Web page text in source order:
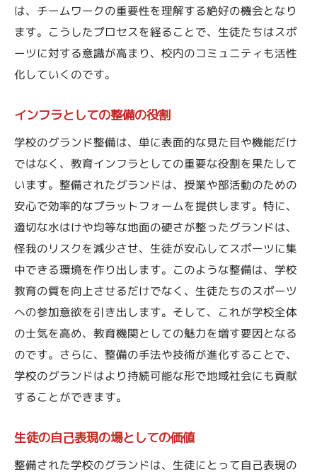
は、チームワークの重要性を理解する絶好の機会となり
ます。こうしたプロセスを経ることで、生徒たちはスポ
ーツに対する意識が高まり、校内のコミュニティも活性
化していくのです。
インフラとしての整備の役割
学校のグランド整備は、単に表面的な見た目や機能だけ
ではなく、教育インフラとしての重要な役割を果たして
います。整備されたグランドは、授業や部活動のための
安心で効率的なプラットフォームを提供します。特に、
適切な水はけや均等な地面の硬さが整ったグランドは、
怪我のリスクを減少させ、生徒が安心してスポーツに集
中できる環境を作り出します。このような整備は、学校
教育の質を向上させるだけでなく、生徒たちのスポーツ
への参加意欲を引き出します。そして、これが学校全体
の士気を高め、教育機関としての魅力を増す要因となる
のです。さらに、整備の手法や技術が進化することで、
学校のグランドはより持続可能な形で地域社会にも貢献
することができます。
生徒の自己表現の場としての価値
整備された学校のグランドは、生徒にとって自己表現の